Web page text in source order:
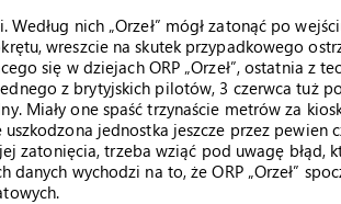
nich „Orzeł” mógł zatonąć po
wreszcie na skutek przypadkowego
się w dziejach ORP „Orzeł”, ostatnia z
z brytyjskich pilotów, 3 czerwca tuż
Miały one spaść trzynaście metrów za
jednostka jeszcze przez pewien
zatonięcia, trzeba wziąć pod uwagę błąd,
danych wychodzi na to, że ORP „Orzeł”